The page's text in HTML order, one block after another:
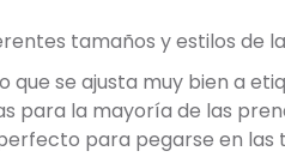
tamaños y estilos de
se ajusta muy bien a
para la mayoría de las
para pegarse en